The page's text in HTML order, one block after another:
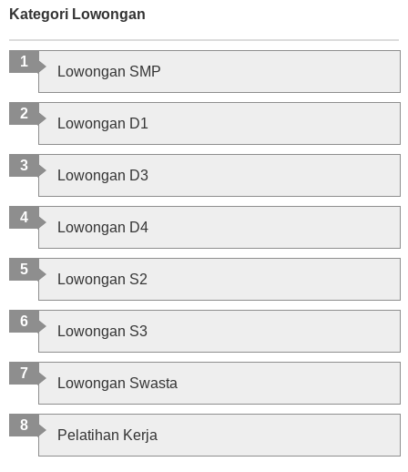
Kategori Lowongan
Lowongan SMP
Lowongan D1
Lowongan D3
Lowongan D4
Lowongan S2
Lowongan S3
Lowongan Swasta
Pelatihan Kerja